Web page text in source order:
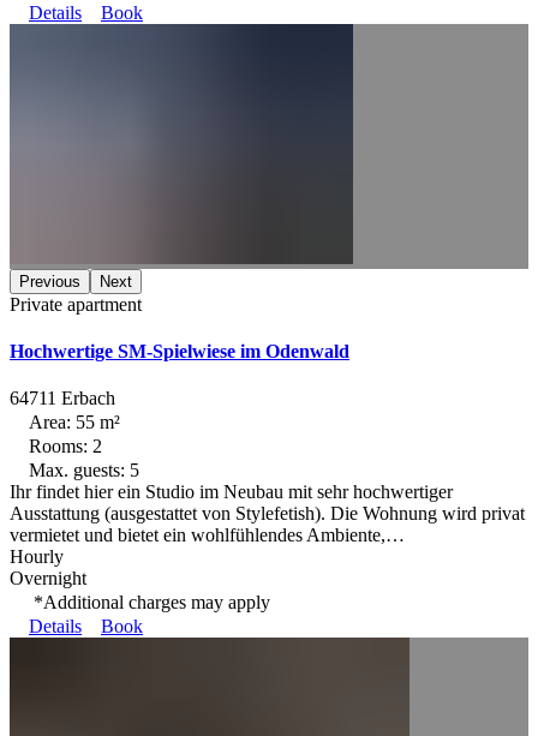
Details
Book
Previous Next
Private apartment
Hochwertige SM-Spielwiese im Odenwald
64711 Erbach
Area: 55 m²
Rooms: 2
Max. guests: 5
Ihr findet hier ein Studio im Neubau mit sehr hochwertiger
Ausstattung (ausgestattet von Stylefetish). Die Wohnung wird privat
vermietet und bietet ein wohlfühlendes Ambiente,…
Hourly
Overnight
*Additional charges may apply
Details
Book